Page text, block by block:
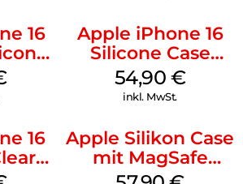
16
Apple iPhone 16
Silicone Case
MagSafe Lake
Green
54,90 €
inkl. MwSt.
16
Apple Silikon Case
mit MagSafe
iPhone 14 Pro